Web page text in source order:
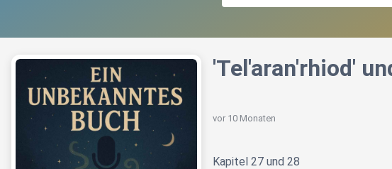
'Tel'aran'rhiod'
vor 10 Monaten
Kapitel 27 und 28